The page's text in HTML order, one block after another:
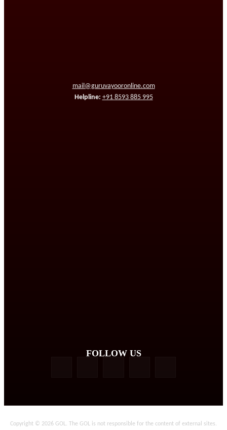
mail@guruvayooronline.com
Helpline: +91 8593 885 995
FOLLOW US
Copyright © 2026 GOL. The GOL is not responsible for the content of external sites.